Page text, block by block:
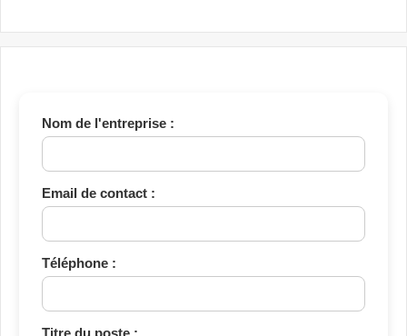
Qualité Tanger – Postulez
Nom de l'entreprise :
Email de contact :
Téléphone :
Titre du poste :